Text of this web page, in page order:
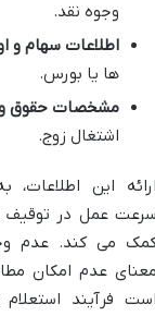
وجوه نقد.
اطلاعات سهام و
ها یا بورس.
مشخصات حقوق و
اشتغال زوج.
ارائه این
سرعت عمل در توقیف
می کند. عدم
معنای عدم امکان
است فرآیند